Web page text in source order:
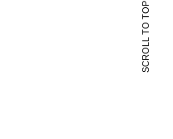
SCROLL TO TOP